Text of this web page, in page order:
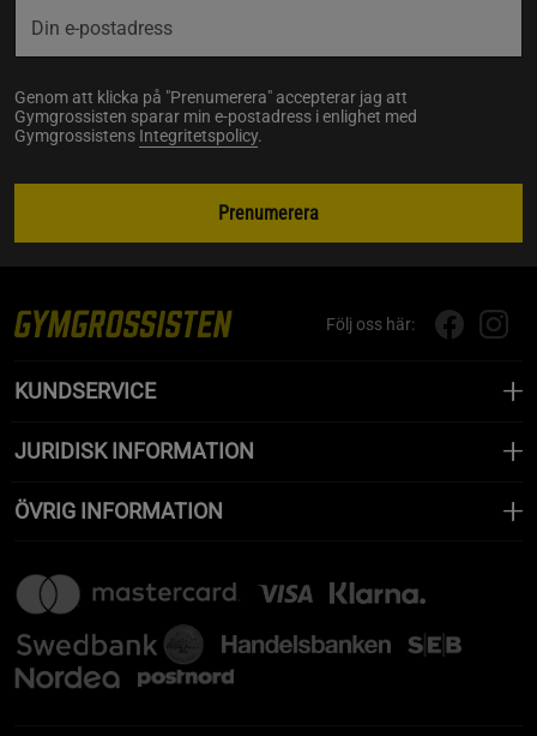
Genom att klicka på "Prenumerera" accepterar jag att
Gymgrossisten sparar min e-postadress i enlighet med
Gymgrossistens Integritetspolicy.
Prenumerera
Följ oss här:
KUNDSERVICE
JURIDISK INFORMATION
ÖVRIG INFORMATION